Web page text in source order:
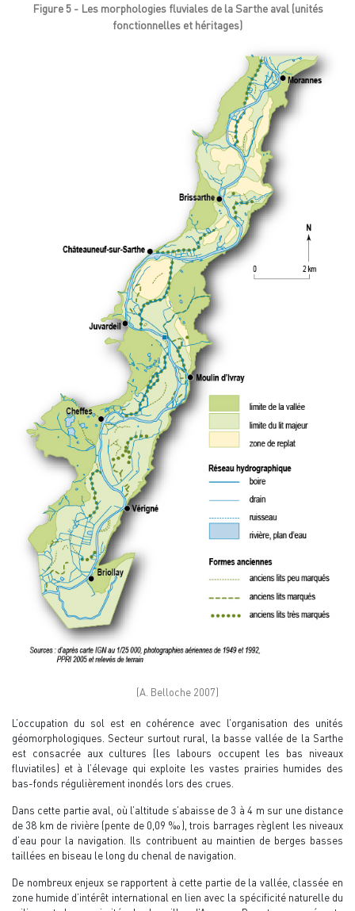
Figure 5 - Les morphologies fluviales de la Sarthe aval (unités
fonctionnelles et héritages)
(A. Belloche 2007)
L’occupation du sol est en cohérence avec l’organisation des unités
géomorphologiques. Secteur surtout rural, la basse vallée de la Sarthe
est consacrée aux cultures (les labours occupent les bas niveaux
fluviatiles) et à l’élevage qui exploite les vastes prairies humides des
bas-fonds régulièrement inondés lors des crues.
Dans cette partie aval, où l’altitude s’abaisse de 3 à 4 m sur une distance
de 38 km de rivière (pente de 0,09 ‰), trois barrages règlent les niveaux
d’eau pour la navigation. Ils contribuent au maintien de berges basses
taillées en biseau le long du chenal de navigation.
De nombreux enjeux se rapportent à cette partie de la vallée, classée en
zone humide d’intérêt international en lien avec la spécificité naturelle du